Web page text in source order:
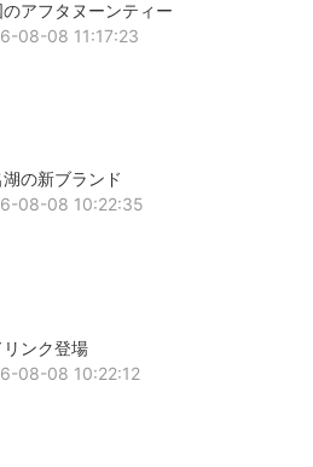
アフタヌーンティー
08-08 11:17:23
の新ブランド
08-08 10:22:35
リンク登場
08-08 10:22:12